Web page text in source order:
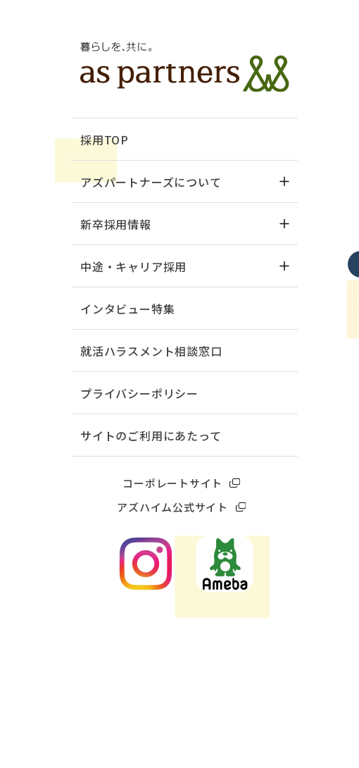
採用TOP
アズパートナーズについて
新卒採用情報
中途・キャリア採用
インタビュー特集
就活ハラスメント相談窓口
プライバシーポリシー
サイトのご利用にあたって
コーポレートサイト
アズハイム公式サイト